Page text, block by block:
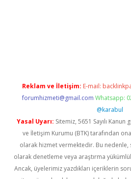
Reklam ve İletişim: E-mail:
forumhizmeti@gmail.com Whatsapp:
@karabul
Yasal Uyarı: Sitemiz, 5651 Sayılı
ve İletişim Kurumu (BTK) tarafından
olarak hizmet vermektedir. Bu
olarak denetleme veya araştırma
Ancak, üyelerimiz yazdıkları içeriklerin